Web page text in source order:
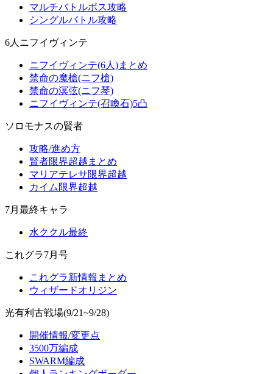
マルチバトルボス攻略
シングルバトル攻略
6人ニフイヴィンテ
ニフイヴィンテ(6人)まとめ
禁命の魔槍(ニフ槍)
禁命の溟弦(ニフ琴)
ニフイヴィンテ(召喚石)5凸
ソロモナスの賢者
攻略/進め方
賢者限界超越まとめ
マリアテレサ限界超越
カイム限界超越
7月最終キャラ
水ククル最終
これグラ7月号
これグラ新情報まとめ
ウィザードオリジン
光有利古戦場(9/21~9/28)
開催情報/変更点
3500万編成
SWARM編成